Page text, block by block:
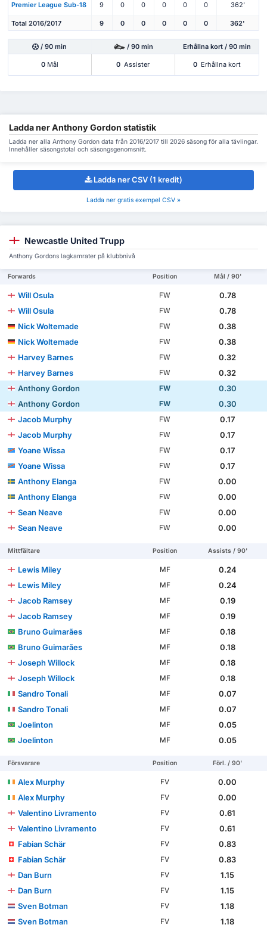
Premier League Sub-18 9 0 0 0 0 0 362'
Total 2016/2017 9 0 0 0 0 0 362'
/ 90 min / 90 min Erhållna kort / 90 min
0Mål 0 Assister 0 Erhållna kort
Ladda ner Anthony Gordon statistik
Ladda ner alla Anthony Gordon data från 2016/2017 till 2026 säsong för alla tävlingar.
Innehåller säsongstotal och säsongsgenomsnitt.
Ladda ner CSV (1 kredit)
Ladda ner gratis exempel CSV »
Newcastle United Trupp
Anthony Gordons lagkamrater på klubbnivå
Forwards Position Mål / 90'
Will Osula FW
0.78
Will Osula
FW
0.78
Nick Woltemade
FW
0.38
Nick Woltemade
FW
0.38
Harvey Barnes
FW
0.32
Harvey Barnes
FW
0.32
Anthony Gordon
FW
0.30
Anthony Gordon
FW
0.30
Jacob Murphy
FW
0.17
Jacob Murphy
FW
0.17
Yoane Wissa
FW
0.17
Yoane Wissa
FW
0.17
Anthony Elanga
FW
0.00
Anthony Elanga
FW
0.00
Sean Neave
FW
0.00
Sean Neave
FW 0.00
Mittfältare Position Assists / 90'
Lewis Miley MF
0.24
Lewis Miley
MF
0.24
Jacob Ramsey
MF
0.19
Jacob Ramsey
MF
0.19
Bruno Guimarães
MF
0.18
Bruno Guimarães
MF
0.18
Joseph Willock
MF
0.18
Joseph Willock
MF
0.18
Sandro Tonali
MF
0.07
Sandro Tonali
MF
0.07
Joelinton
MF
0.05
Joelinton
MF 0.05
Försvarare Position Förl. / 90'
Alex Murphy FV
0.00
Alex Murphy
FV
0.00
Valentino Livramento
FV
0.61
Valentino Livramento
FV
0.61
Fabian Schär
FV
0.83
Fabian Schär
FV
0.83
Dan Burn
FV
1.15
Dan Burn
FV
1.15
Sven Botman
FV
1.18
Sven Botman
FV 1.18